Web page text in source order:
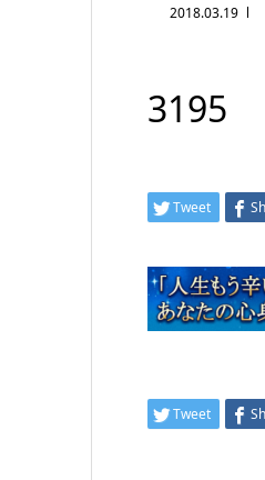
2018.03.19
3195
Tweet
Tweet